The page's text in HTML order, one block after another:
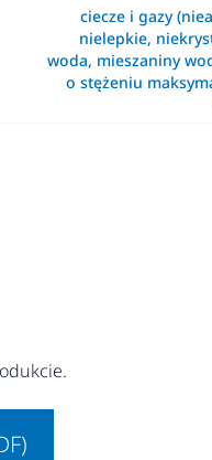
ciecze i gazy
nielepkie,
woda, mieszaniny
o stężeniu